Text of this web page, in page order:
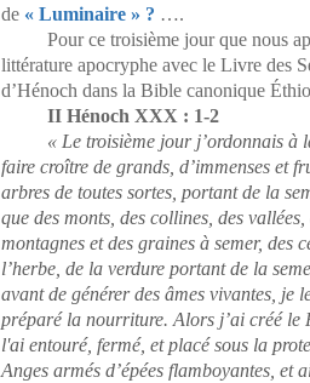
de « Luminaire » ? ….
Pour ce troisième jour que nous
littérature apocryphe avec le Livre des
d’Hénoch dans la Bible canonique
II Hénoch XXX : 1-2
« Le troisième jour j’ordonnais à
faire croître de grands, d’immenses et
arbres de toutes sortes, portant de la
que des monts, des collines, des vallées,
montagnes et des graines à semer, des
l’herbe, de la verdure portant de la
avant de générer des âmes vivantes, je
préparé la nourriture. Alors j’ai créé le
l'ai entouré, fermé, et placé sous la
Anges armés d’épées flamboyantes, et